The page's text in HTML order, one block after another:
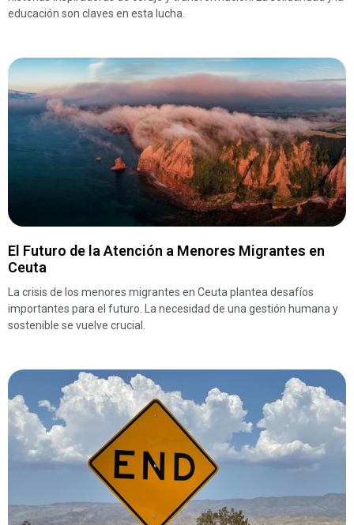
educación son claves en esta lucha.
El Futuro de la Atención a Menores Migrantes en
Ceuta
La crisis de los menores migrantes en Ceuta plantea desafíos
importantes para el futuro. La necesidad de una gestión humana y
sostenible se vuelve crucial.